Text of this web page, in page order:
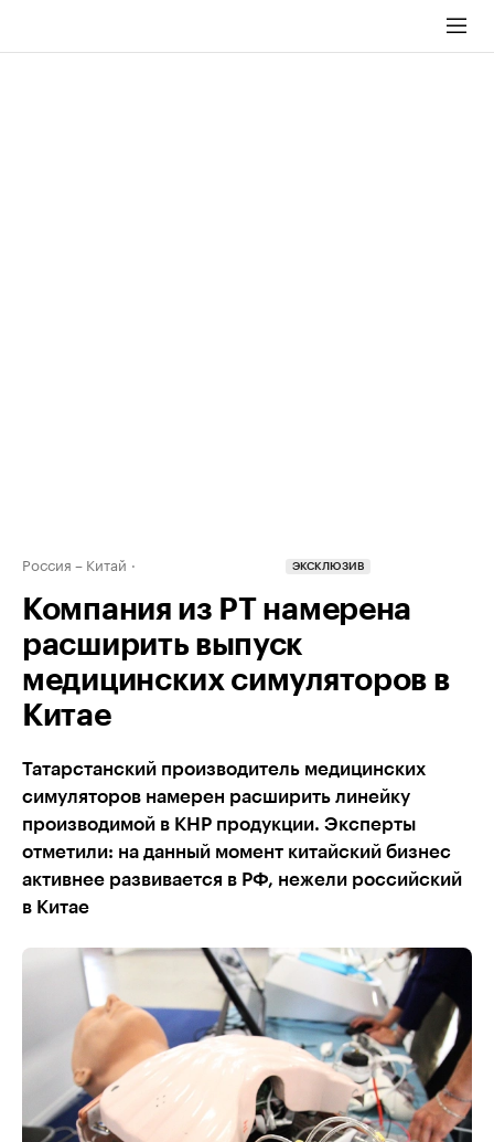
Россия – Китай ЭКСКЛЮЗИВ
Компания из РТ намерена
расширить выпуск
медицинских симуляторов в
Китае
Татарстанский производитель медицинских
симуляторов намерен расширить линейку
производимой в КНР продукции. Эксперты
отметили: на данный момент китайский бизнес
активнее развивается в РФ, нежели российский
в Китае